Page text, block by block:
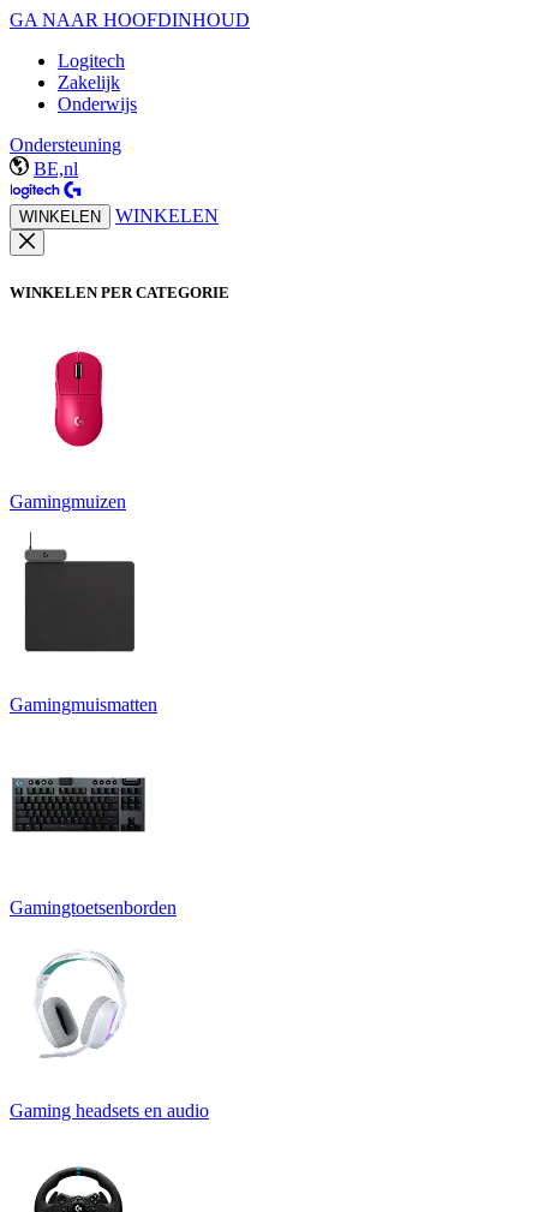
GA NAAR HOOFDINHOUD
Logitech
Zakelijk
Onderwijs
Ondersteuning
BE,nl
WINKELEN WINKELEN
WINKELEN PER CATEGORIE
Gamingmuizen
Gamingmuismatten
Gamingtoetsenborden
Gaming headsets en audio